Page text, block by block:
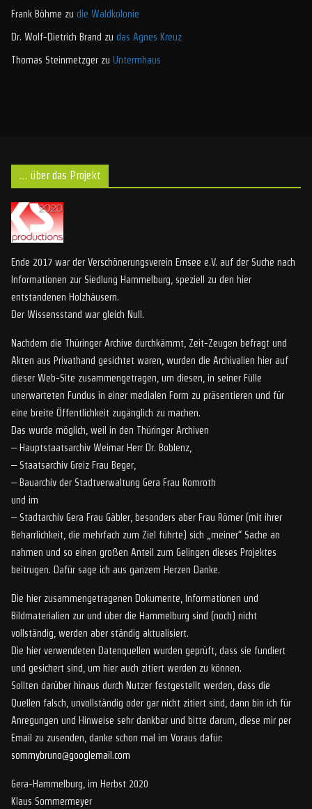
Frank Böhme zu die Waldkolonie
Dr. Wolf-Dietrich Brand zu das Agnes Kreuz
Thomas Steinmetzger zu Untermhaus
… über das Projekt
Ende 2017 war der Verschönerungsverein Ernsee e.V. auf der Suche nach
Informationen zur Siedlung Hammelburg, speziell zu den hier
entstandenen Holzhäusern.
Der Wissensstand war gleich Null.
Nachdem die Thüringer Archive durchkämmt, Zeit-Zeugen befragt und
Akten aus Privathand gesichtet waren, wurden die Archivalien hier auf
dieser Web-Site zusammengetragen, um diesen, in seiner Fülle
unerwarteten Fundus in einer medialen Form zu präsentieren und für
eine breite Öffentlichkeit zugänglich zu machen.
Das wurde möglich, weil in den Thüringer Archiven
– Hauptstaatsarchiv Weimar Herr Dr. Boblenz,
– Staatsarchiv Greiz Frau Beger,
– Bauarchiv der Stadtverwaltung Gera Frau Romroth
und im
– Stadtarchiv Gera Frau Gäbler, besonders aber Frau Römer (mit ihrer
Beharrlichkeit, die mehrfach zum Ziel führte) sich „meiner“ Sache an
nahmen und so einen großen Anteil zum Gelingen dieses Projektes
beitrugen. Dafür sage ich aus ganzem Herzen Danke.
Die hier zusammengetragenen Dokumente, Informationen und
Bildmaterialien zur und über die Hammelburg sind (noch) nicht
vollständig, werden aber ständig aktualisiert.
Die hier verwendeten Datenquellen wurden geprüft, dass sie fundiert
und gesichert sind, um hier auch zitiert werden zu können.
Sollten darüber hinaus durch Nutzer festgestellt werden, dass die
Quellen falsch, unvollständig oder gar nicht zitiert sind, dann bin ich für
Anregungen und Hinweise sehr dankbar und bitte darum, diese mir per
Email zu zusenden, danke schon mal im Voraus dafür:
sommybruno@googlemail.com
Gera-Hammelburg, im Herbst 2020
Klaus Sommermeyer